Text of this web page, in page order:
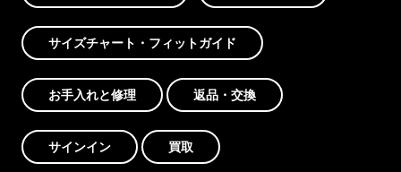
サイズチャート・フィットガイド
お手入れと修理 返品・交換
サインイン 買取